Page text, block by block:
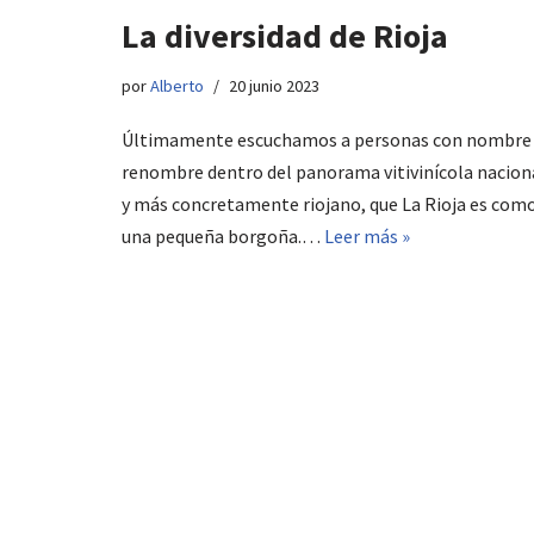
La diversidad de Rioja
porAlberto 20 junio 2023
Últimamente escuchamos a personas con nombre
renombre dentro del panorama vitivinícola
y más concretamente riojano, que La Rioja es
una pequeña borgoña.… Leer más »